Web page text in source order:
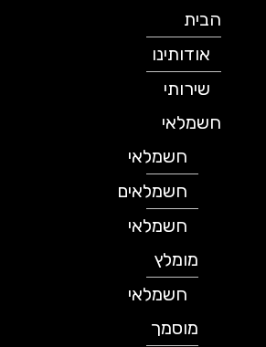
הבית
אודותינו
שירותי
חשמלאי
חשמלאי
חשמלאים
חשמלאי
מומלץ
חשמלאי
מוסמך